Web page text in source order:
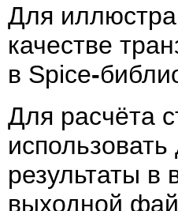
Для
качестве
в Spice-
Для расчёта
результаты
выходной